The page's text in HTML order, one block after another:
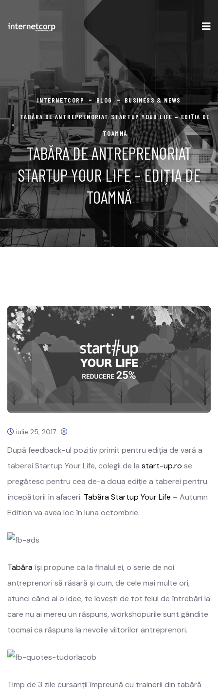
INTERNETCORP BLOG
BUSINESS & NEWS
TABĂRA DE ANTREPRENORIAT STARTUP YOUR LIFE – EDIȚIA DE
TOAMNĂ
TABĂRA DE ANTREPRENORIAT
STARTUP YOUR LIFE – EDIȚIA DE
TOAMNĂ
iulie 25, 2017
După feedback-ul pozitiv primit pentru ediția de vară a
taberei Startup Your Life, colegii de la start-up.ro se
pregătesc pentru cea de-a doua ediție a taberei pentru
începătorii în afaceri. Tabăra Startup Your Life – Autumn
Edition va avea loc în luna octombrie.
Tabăraîși propune ca la finalul ei, o serie de noi
antreprenori să răsară și cum, de cele mai multe ori,
atunci când ai o idee, te lovești de tot felul de întrebări la
care nu ai mereu un răspuns, workshopurile sunt gândite
tocmai ca răspuns la nevoile viitorilor antreprenori.
Timp de 3 zile cursanții împreună cu trainerii din tabără